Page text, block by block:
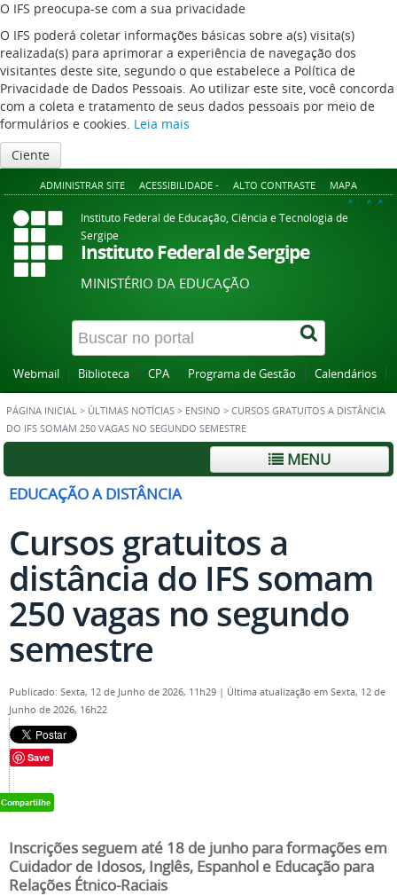
O IFS preocupa-se com a sua privacidade
O IFS poderá coletar informações básicas sobre a(s) visita(s)
realizada(s) para aprimorar a experiência de navegação dos
visitantes deste site, segundo o que estabelece a Política de
Privacidade de Dados Pessoais. Ao utilizar este site, você concorda
com a coleta e tratamento de seus dados pessoais por meio de
formulários e cookies. Leia mais
Ciente
ADMINISTRAR SITE ACESSIBILIDADE - ALTO CONTRASTE MAPA
A+ A A-
Instituto Federal de Educação, Ciência e Tecnologia de
Sergipe
Instituto Federal de Sergipe
MINISTÉRIO DA EDUCAÇÃO
Webmail Biblioteca CPA Programa de Gestão Calendários
PÁGINA INICIAL > ÚLTIMAS NOTÍCIAS > ENSINO > CURSOS GRATUITOS A DISTÂNCIA
DO IFS SOMAM 250 VAGAS NO SEGUNDO SEMESTRE
MENU
EDUCAÇÃO A DISTÂNCIA
Cursos gratuitos a
distância do IFS somam
250 vagas no segundo
semestre
Publicado: Sexta, 12 de Junho de 2026, 11h29 | Última atualização em Sexta, 12 de
Junho de 2026, 16h22
Save
Inscrições seguem até 18 de junho para formações em
Cuidador de Idosos, Inglês, Espanhol e Educação para
Relações Étnico-Raciais